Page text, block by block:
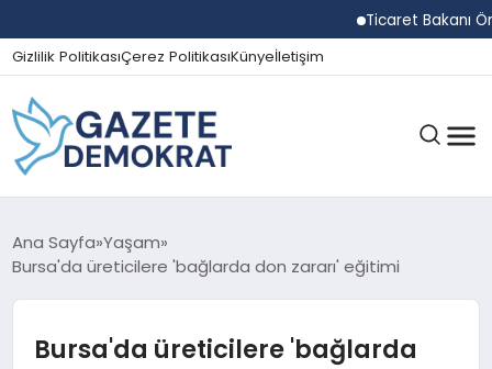
Ticaret Bakanı
Gizlilik PolitikasıÇerez PolitikasıKünyeİletişim
GÜNDEM
Ana Sayfa Yaşam
Bursa'da üreticilere 'bağlarda don zararı' eğitimi
Bursa'da üreticilere 'bağlarda